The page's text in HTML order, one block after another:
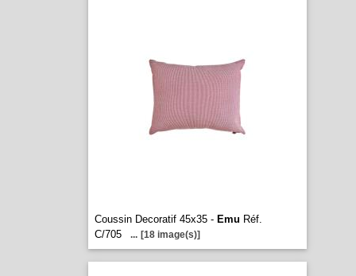
Coussin Decoratif 45x35 - Emu Réf.
C/705
... [18 image(s)]